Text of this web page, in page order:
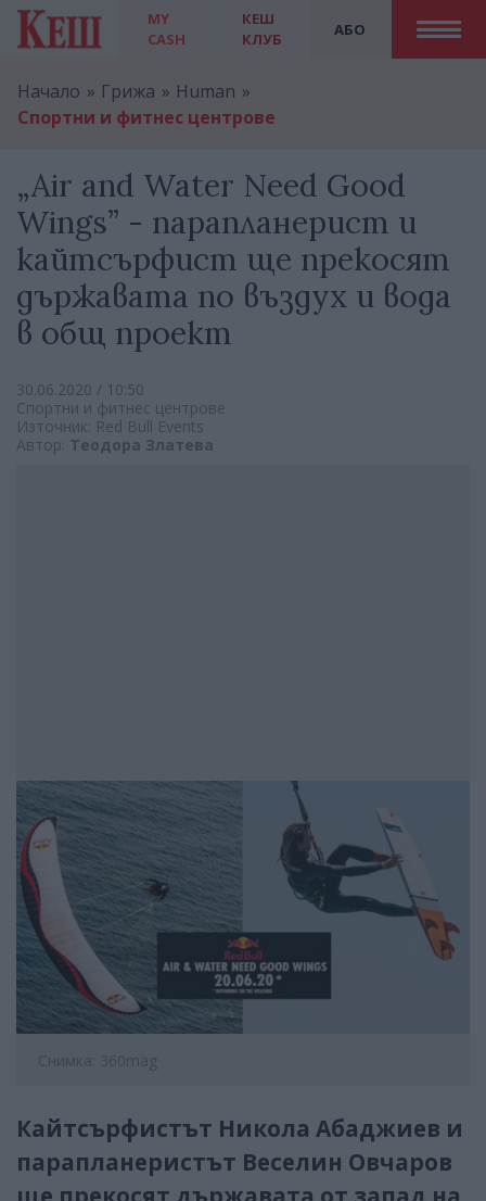
MY
CASH
АБО
КЕШ
КЛУБ
Начало Грижа
Human
Спортни и фитнес центрове
„Air and Water Need Good
Wings” - парапланерист и
кайтсърфист ще прекосят
държавата по въздух и вода
в общ проект
30.06.2020 / 10:50
Спортни и фитнес центрове
Източник: Red Bull Events
Автор: Теодора Златева
Снимка: 360mag
Кайтсърфистът Никола Абаджиев и
парапланеристът Веселин Овчаров